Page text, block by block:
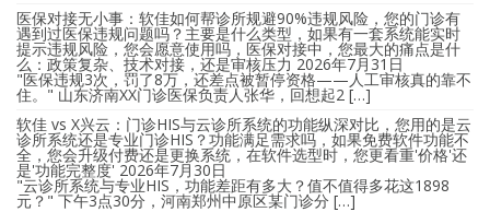
医保对接无小事：软佳如何帮诊所规避90%违规风险，您的门诊有
遇到过医保违规问题吗？主要是什么类型，如果有一套系统能实时
提示违规风险，您会愿意使用吗，医保对接中，您最大的痛点是什
么：政策复杂、技术对接，还是审核压力 2026年7月31日
"医保违规3次，罚了8万，还差点被暂停资格——人工审核真的靠不
住。" 山东济南XX门诊医保负责人张华，回想起2 […]
软佳 vs X兴云：门诊HIS与云诊所系统的功能纵深对比，您用的是云
诊所系统还是专业门诊HIS？功能满足需求吗，如果免费软件功能不
全，您会升级付费还是更换系统，在软件选型时，您更看重'价格'还
是'功能完整度' 2026年7月30日
"云诊所系统与专业HIS，功能差距有多大？值不值得多花这1898
元？" 下午3点30分，河南郑州中原区某门诊分 […]